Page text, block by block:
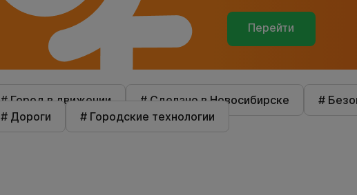
Перейти
# Город в движении # Сделано в Новосибирске
#
# Дороги
# Городские технологии